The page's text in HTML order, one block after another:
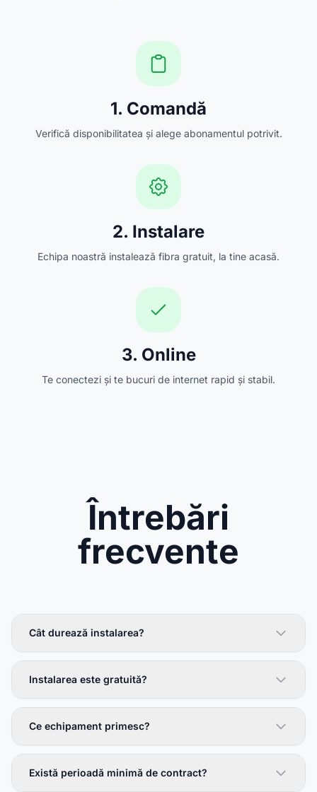
1. Comandă
Verifică disponibilitatea și alege abonamentul potrivit.
2. Instalare
Echipa noastră instalează fibra gratuit, la tine acasă.
3. Online
Te conectezi și te bucuri de internet rapid și stabil.
Întrebări
frecvente
Cât durează instalarea?
Instalarea este gratuită?
Ce echipament primesc?
Există perioadă minimă de contract?